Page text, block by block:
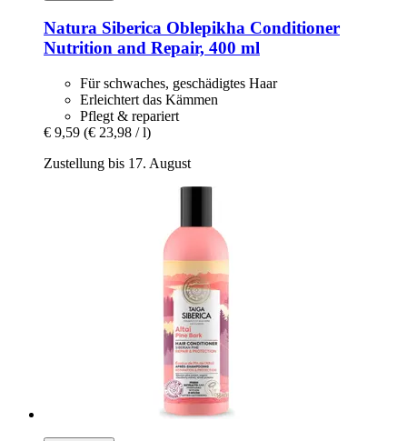
Natura Siberica Oblepikha Conditioner
Nutrition and Repair, 400 ml
Für schwaches, geschädigtes Haar
Erleichtert das Kämmen
Pflegt & repariert
€ 9,59 (€ 23,98 / l)
Zustellung bis 17. August